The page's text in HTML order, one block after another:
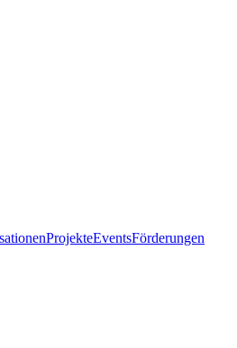
ProjekteEventsFörderungen